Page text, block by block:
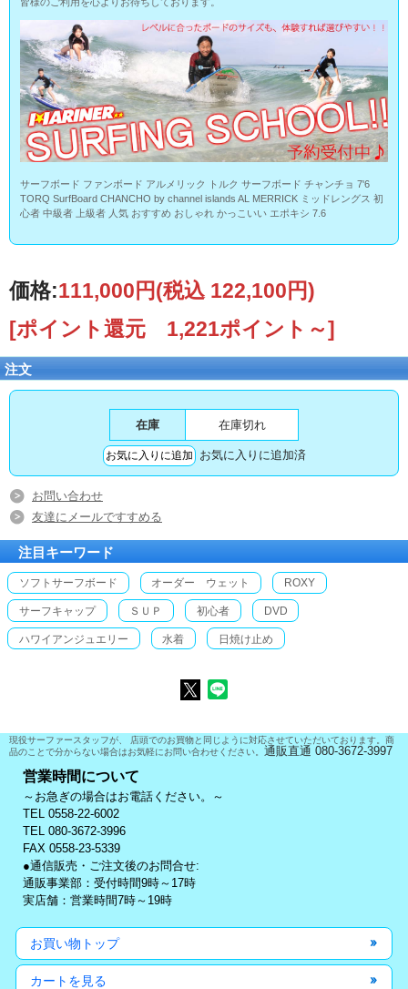
サーフボード ファンボード アルメリック トルク サーフボード チャンチョ 7'6
TORQ SurfBoard CHANCHO by channel islands AL MERRICK ミッドレングス 初
心者 中級者 上級者 人気 おすすめ おしゃれ かっこいい エポキシ 7.6
価格:111,000円(税込 122,100円)
[ポイント還元 1,221ポイント～]
注文
在庫 在庫切れ
お気に入りに追加済
お問い合わせ
友達にメールですすめる
注目キーワード
ソフトサーフボード オーダー ウェット ROXY
サーフキャップ ＳＵＰ 初心者 DVD
ハワイアンジュエリー 水着 日焼け止め
現役サーファースタッフが、 店頭でのお買物と同じように対応させていただいております。商
品のことで分からない場合はお気軽にお問い合わせください。 通販直通 080-3672-3997
営業時間について
～お急ぎの場合はお電話ください。～
TEL 0558-22-6002
TEL 080-3672-3996
FAX 0558-23-5339
●通信販売・ご注文後のお問合せ:
通販事業部：受付時間9時～17時
実店舗：営業時間7時～19時
お買い物トップ
カートを見る